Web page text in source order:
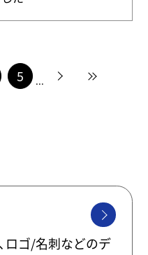
5 ... » »
ロゴ/名刺などのデ